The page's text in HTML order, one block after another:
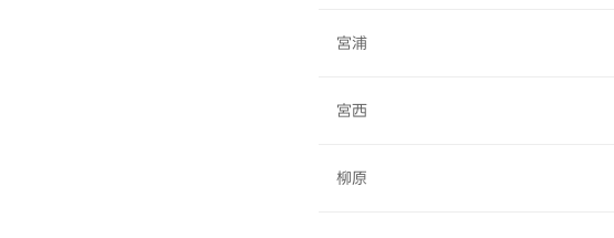
宮浦
宮西
柳原